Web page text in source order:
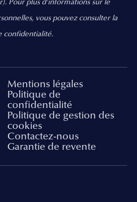
Pour plus d’informations sur le
vous pouvez consulter la
confidentialité.
Mentions légales
Politique de
confidentialité
Politique de gestion des
cookies
Contactez-nous
Garantie de revente